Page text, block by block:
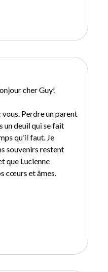
cher Guy!
Perdre un parent
un deuil qui se fait
qu'il faut. Je
souvenirs restent
que Lucienne
cœurs et âmes.